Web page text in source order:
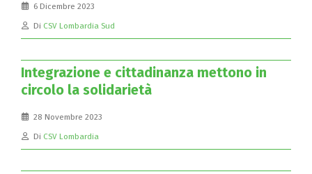
6 Dicembre 2023
Di CSV Lombardia Sud
Integrazione e cittadinanza mettono in
circolo la solidarietà
28 Novembre 2023
Di CSV Lombardia